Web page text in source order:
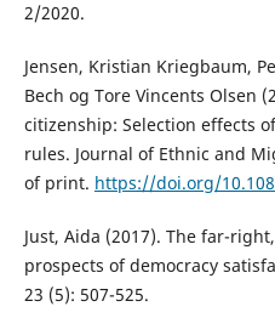
2/2020.
Jensen, Kristian Kriegbaum,
Bech og Tore Vincents Olsen
citizenship: Selection effects
rules. Journal of Ethnic and
of print. https://doi.org/
Just, Aida (2017). The far-
prospects of democracy
23 (5): 507-525.